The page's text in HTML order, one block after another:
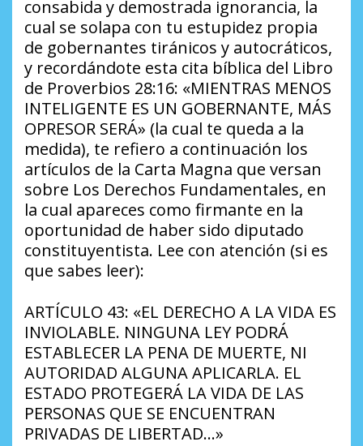
consabida y demostrada ignorancia, la
cual se solapa con tu estupidez propia
de gobernantes tiránicos y autocráticos,
y recordándote esta cita bíblica del Libro
de Proverbios 28:16: «MIENTRAS MENOS
INTELIGENTE ES UN GOBERNANTE, MÁS
OPRESOR SERÁ» (la cual te queda a la
medida), te refiero a continuación los
artículos de la Carta Magna que versan
sobre Los Derechos Fundamentales, en
la cual apareces como firmante en la
oportunidad de haber sido diputado
constituyentista. Lee con atención (si es
que sabes leer):
ARTÍCULO 43: «EL DERECHO A LA VIDA ES
INVIOLABLE. NINGUNA LEY PODRÁ
ESTABLECER LA PENA DE MUERTE, NI
AUTORIDAD ALGUNA APLICARLA. EL
ESTADO PROTEGERÁ LA VIDA DE LAS
PERSONAS QUE SE ENCUENTRAN
PRIVADAS DE LIBERTAD…»